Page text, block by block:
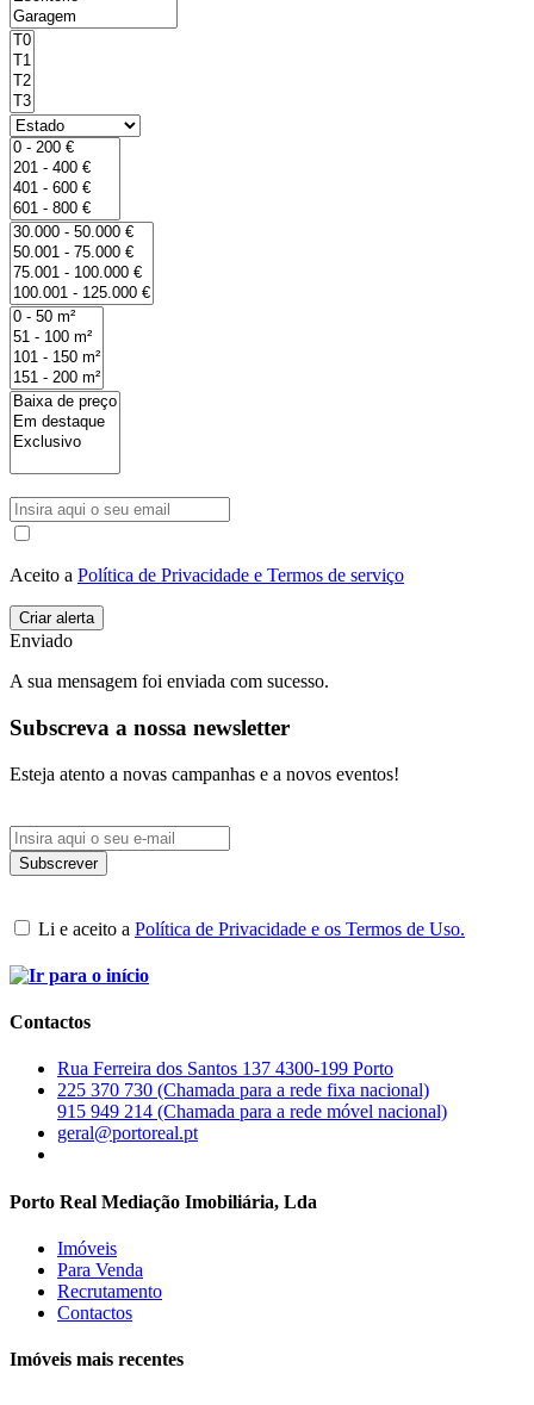
Aceito a Política de Privacidade e Termos de serviço
Enviado
A sua mensagem foi enviada com sucesso.
Subscreva a nossa newsletter
Esteja atento a novas campanhas e a novos eventos!
Li e aceito a Política de Privacidade e os Termos de Uso.
Contactos
Rua Ferreira dos Santos 137 4300-199 Porto
225 370 730 (Chamada para a rede fixa nacional)
915 949 214 (Chamada para a rede móvel nacional)
geral@portoreal.pt
Porto Real Mediação Imobiliária, Lda
Imóveis
Para Venda
Recrutamento
Contactos
Imóveis mais recentes